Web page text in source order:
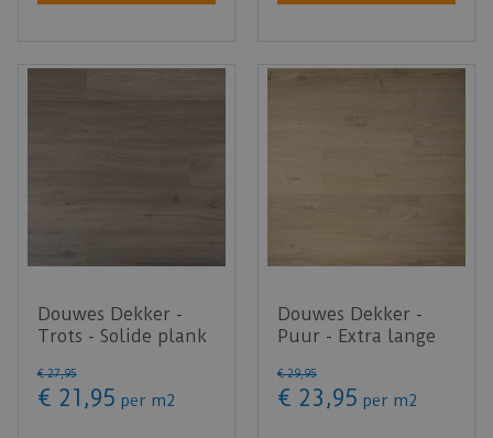
Douwes Dekker -
Trots - Solide plank
(Lamin…
€ 27,95
€ 21 ,95 per m2
Douwes Dekker -
Puur - Extra lange
03485 (L…
€ 29,95
€ 23 ,95 per m2